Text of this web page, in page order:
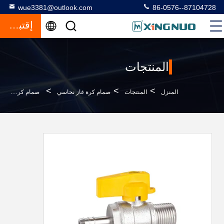
wue3381@outlook.com 86-0576--87104728
إقتباس
المنتجات
المنزل > المنتجات > صمام كرة غاز نحاسي > صمام كروي غاز نحاسي أملس مع موصل خرطوم X ذكر صمام ختم PTFE